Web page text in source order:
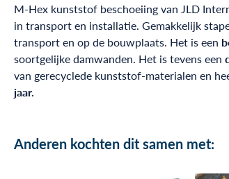
M-Hex kunststof beschoeiing van JLD
in transport en installatie. Gemakkelijk
transport en op de bouwplaats. Het is een
soortgelijke damwanden. Het is tevens een
van gerecyclede kunststof-materialen en
jaar.
Anderen kochten dit samen met: